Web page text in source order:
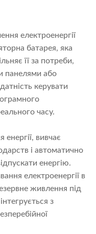
електроенергії
батарея, яка
її за потреби,
панелями або
керувати
часу.
вивчає
і автоматично
енергію.
електроенергії в
живлення під
з